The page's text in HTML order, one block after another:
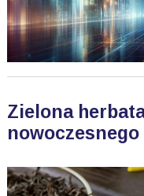
Zielona